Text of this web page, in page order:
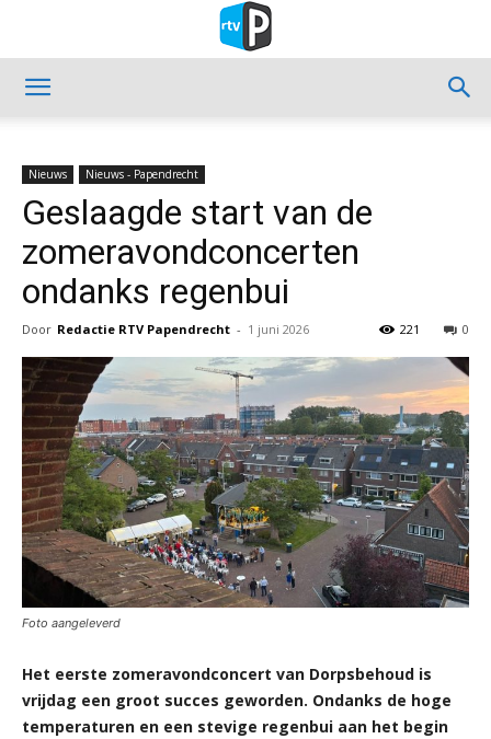
Nieuws Nieuws - Papendrecht
Geslaagde start van de
zomeravondconcerten
ondanks regenbui
Door Redactie RTV Papendrecht - 1 juni 2026 0
221
Foto aangeleverd
Het eerste zomeravondconcert van Dorpsbehoud is
vrijdag een groot succes geworden. Ondanks de hoge
temperaturen en een stevige regenbui aan het begin